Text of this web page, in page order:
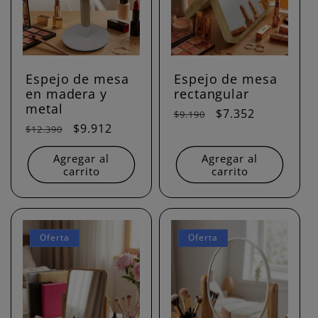
ó
n
Espejo de mesa
en madera y
metal
Precio
habitual
$12.390
Precio
de
oferta
$9.912
Agregar al
carrito
Espejo de mesa
rectangular
Precio
$9.190
Precio
oferta
$7.352
Agregar al
carrito
Oferta Oferta